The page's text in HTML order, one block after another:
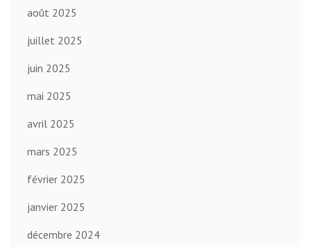
août 2025
juillet 2025
juin 2025
mai 2025
avril 2025
mars 2025
février 2025
janvier 2025
décembre 2024